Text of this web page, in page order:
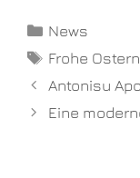
News
Frohe
Antonisu
Eine